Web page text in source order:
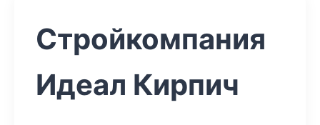
Стройкомпания
Идеал Кирпич